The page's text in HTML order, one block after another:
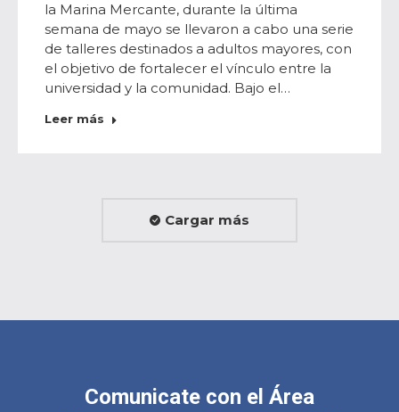
la Marina Mercante, durante la última
semana de mayo se llevaron a cabo una serie
de talleres destinados a adultos mayores, con
el objetivo de fortalecer el vínculo entre la
universidad y la comunidad. Bajo el…
Leer más
Cargar más
Comunicate con el Área